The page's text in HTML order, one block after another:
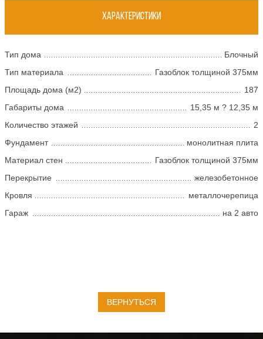
Характеристики
Тип дома
Блочный
Тип материала
Газоблок толщиной 375мм
Площадь дома (м2)
187
Габариты дома
15,35 м ? 12,35 м
Количество этажей
2
Фундамент
монолитная плита
Материал стен
Газоблок толщиной 375мм
Перекрытие
железобетонное
Кровля
металлочерепица
Гараж
на 2 авто
ВЕРНУТЬСЯ